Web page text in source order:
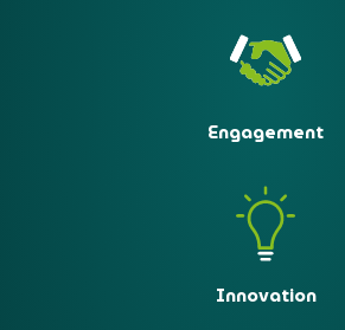
Engagement
Innovation